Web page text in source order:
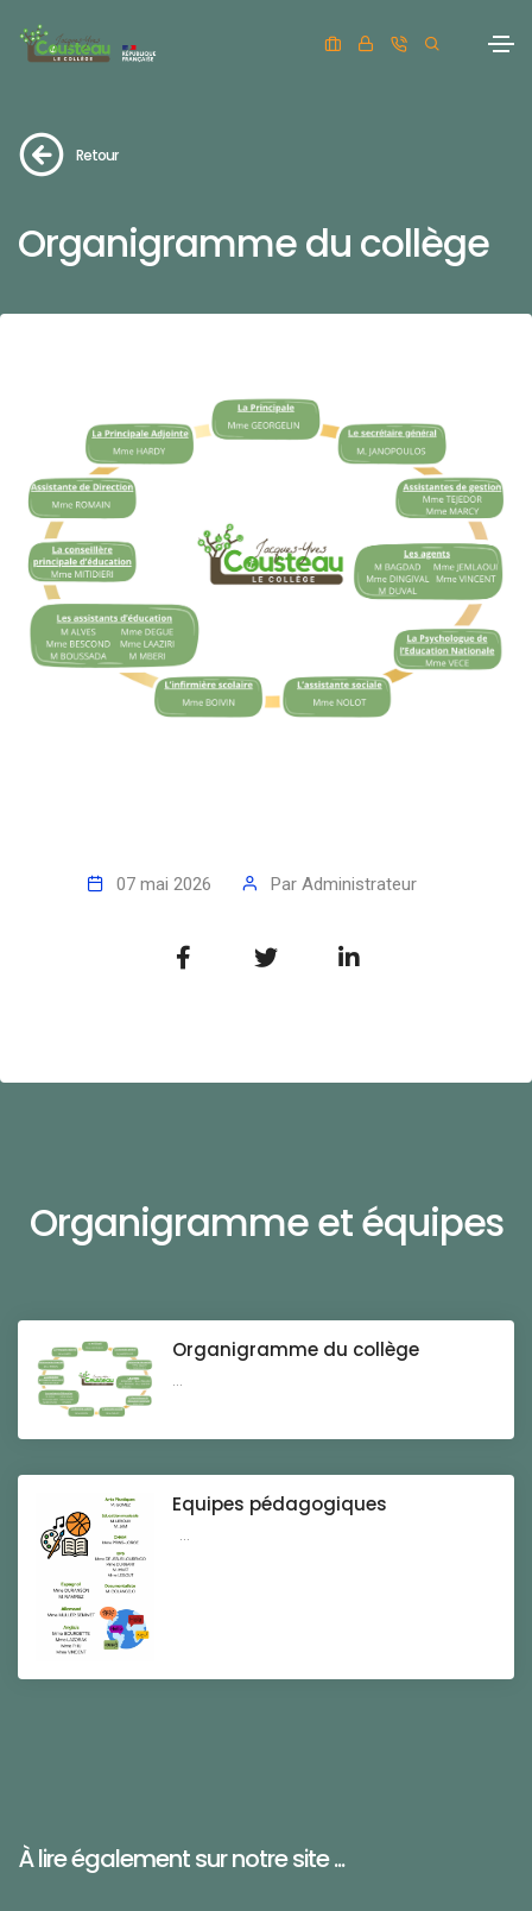
Retour
Organigramme du collège
07 mai 2026 Par Administrateur
Organigramme et équipes
Organigramme du collège
...
Equipes pédagogiques
...
À lire également sur notre site ...